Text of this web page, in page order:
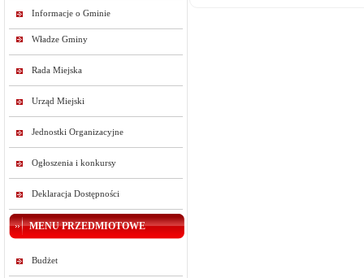
Informacje o Gminie
Władze Gminy
Rada Miejska
Urząd Miejski
Jednostki Organizacyjne
Ogłoszenia i konkursy
Deklaracja Dostępności
MENU PRZEDMIOTOWE
Budżet